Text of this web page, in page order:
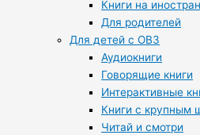
Книги на
Для родителей
Для детей с ОВЗ
Аудиокниги
Говорящие книги
Интерактивные
Книги с крупным
Читай и смотри